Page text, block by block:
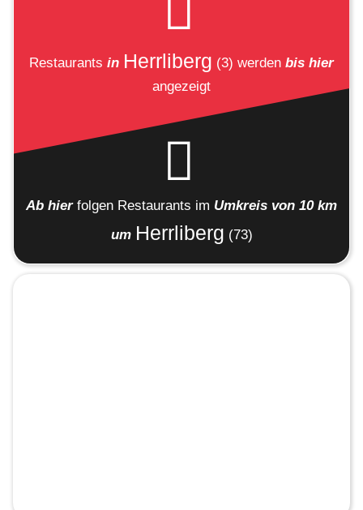
Restaurants in Herrliberg (3) werden bis hier
angezeigt
Ab hier folgen Restaurants im Umkreis von 10 km
um Herrliberg (73)